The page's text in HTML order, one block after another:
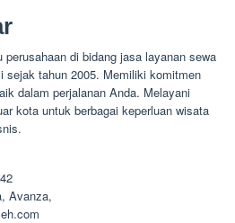
di bidang jasa layanan sewa
sejak tahun 2005. Memiliki komitmen
dalam perjalanan Anda. Melayani
kota untuk berbagai keperluan wisata
Avanza,